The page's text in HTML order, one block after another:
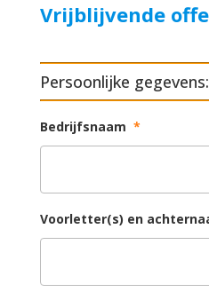
Vrijblijvende
Persoonlijke gegevens:
Bedrijfsnaam *
Voorletter(s) en